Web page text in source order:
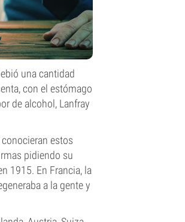
una cantidad
con el estómago
de alcohol, Lanfray
estos
pidiendo su
1915. En Francia, la
a la gente y